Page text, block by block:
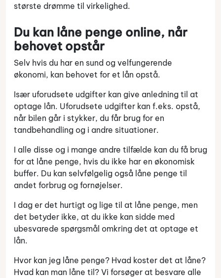
største drømme til virkelighed.
Du kan låne penge online, når
behovet opstår
Selv hvis du har en sund og velfungerende
økonomi, kan behovet for et lån opstå.
Især uforudsete udgifter kan give anledning til at
optage lån. Uforudsete udgifter kan f.eks. opstå,
når bilen går i stykker, du får brug for en
tandbehandling og i andre situationer.
I alle disse og i mange andre tilfælde kan du få brug
for at låne penge, hvis du ikke har en økonomisk
buffer. Du kan selvfølgelig også låne penge til
andet forbrug og fornøjelser.
I dag er det hurtigt og lige til at låne penge, men
det betyder ikke, at du ikke kan sidde med
ubesvarede spørgsmål omkring det at optage et
lån.
Hvor kan jeg låne penge? Hvad koster det at låne?
Hvad kan man låne til? Vi forsøger at besvare alle